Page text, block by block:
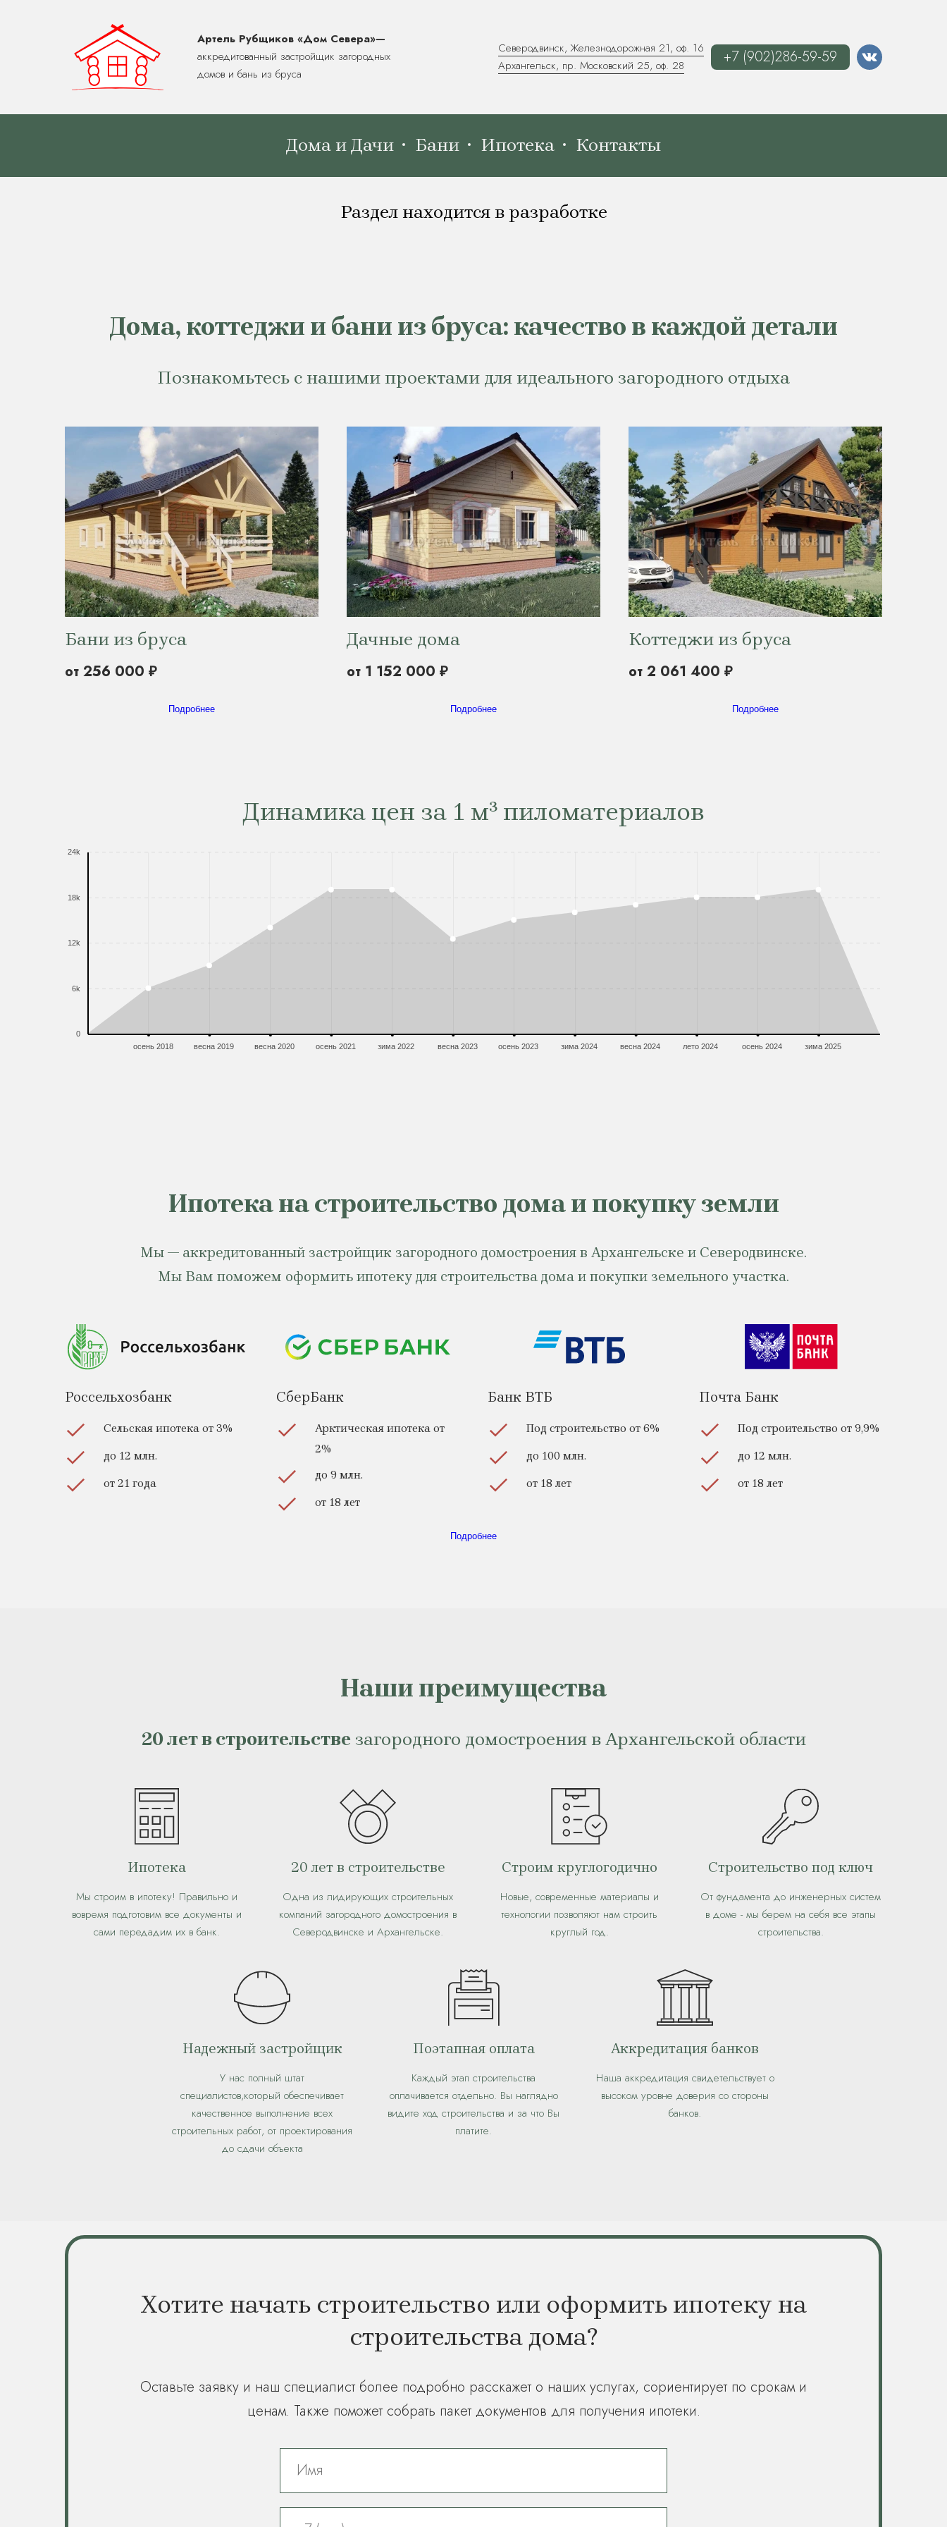
Артель Рубщиков «Дом Севера»—
аккредитованный застройщик загородных
домов и бань из бруса
+7 (902)286-59-59
Северодвинск, Железнодорожная 21, оф. 16
Архангельск, пр. Московский 25, оф. 28
Дома и Дачи Бани Ипотека Контакты
Раздел находится в разработке
Дома, коттеджи и бани из бруса: качество в каждой детали
Познакомьтесь с нашими проектами для идеального загородного отдыха
Бани из бруса
от 256 000 ₽
Подробнее
Дачные дома
от 1 152 000 ₽
Подробнее
Коттеджи из бруса
от 2 061 400 ₽
Подробнее
Динамика цен за 1 м³ пиломатериалов
0
6k
12k
18k
24k
осень 2018 весна 2019 весна 2020 осень 2021 зима 2022 весна 2023 осень 2023 зима 2024 весна 2024 лето 2024 осень 2024 зима 2025
Ипотека на строительство дома и покупку земли
Мы — аккредитованный застройщик загородного домостроения в Архангельске и Северодвинске.
Мы Вам поможем оформить ипотеку для строительства дома и покупки земельного участка.
Россельхозбанк
Сельская ипотека от 3%
до 12 млн.
от 21 года
СберБанк
Арктическая ипотека от
2%
до 9 млн.
от 18 лет
Банк ВТБ
Под строительство от 6%
до 100 млн.
от 18 лет
Почта Банк
Под строительство от 9,9%
до 12 млн.
от 18 лет
Подробнее
Наши преимущества
20 лет в строительстве загородного домостроения в Архангельской области
Ипотека
Мы строим в ипотеку! Правильно и
вовремя подготовим все документы и
сами передадим их в банк.
20 лет в строительстве
Одна из лидирующих строительных
компаний загородного домостроения в
Северодвинске и Архангельске.
Строим круглогодично
Новые, современные материалы и
технологии позволяют нам строить
круглый год.
Строительство под ключ
От фундамента до инженерных систем
в доме - мы берем на себя все этапы
строительства.
Надежный застройщик
У нас полный штат
специалистов,который обеспечивает
качественное выполнение всех
строительных работ, от проектирования
до сдачи объекта
Поэтапная оплата
Каждый этап строительства
оплачивается отдельно. Вы наглядно
видите ход строительства и за что Вы
платите.
Аккредитация банков
Наша аккредитация свидетельствует о
высоком уровне доверия со стороны
банков.
Хотите начать строительство или оформить ипотеку на
строительства дома?
Оставьте заявку и наш специалист более подробно расскажет о наших услугах, сориентирует по срокам и
ценам. Также поможет собрать пакет документов для получения ипотеки.